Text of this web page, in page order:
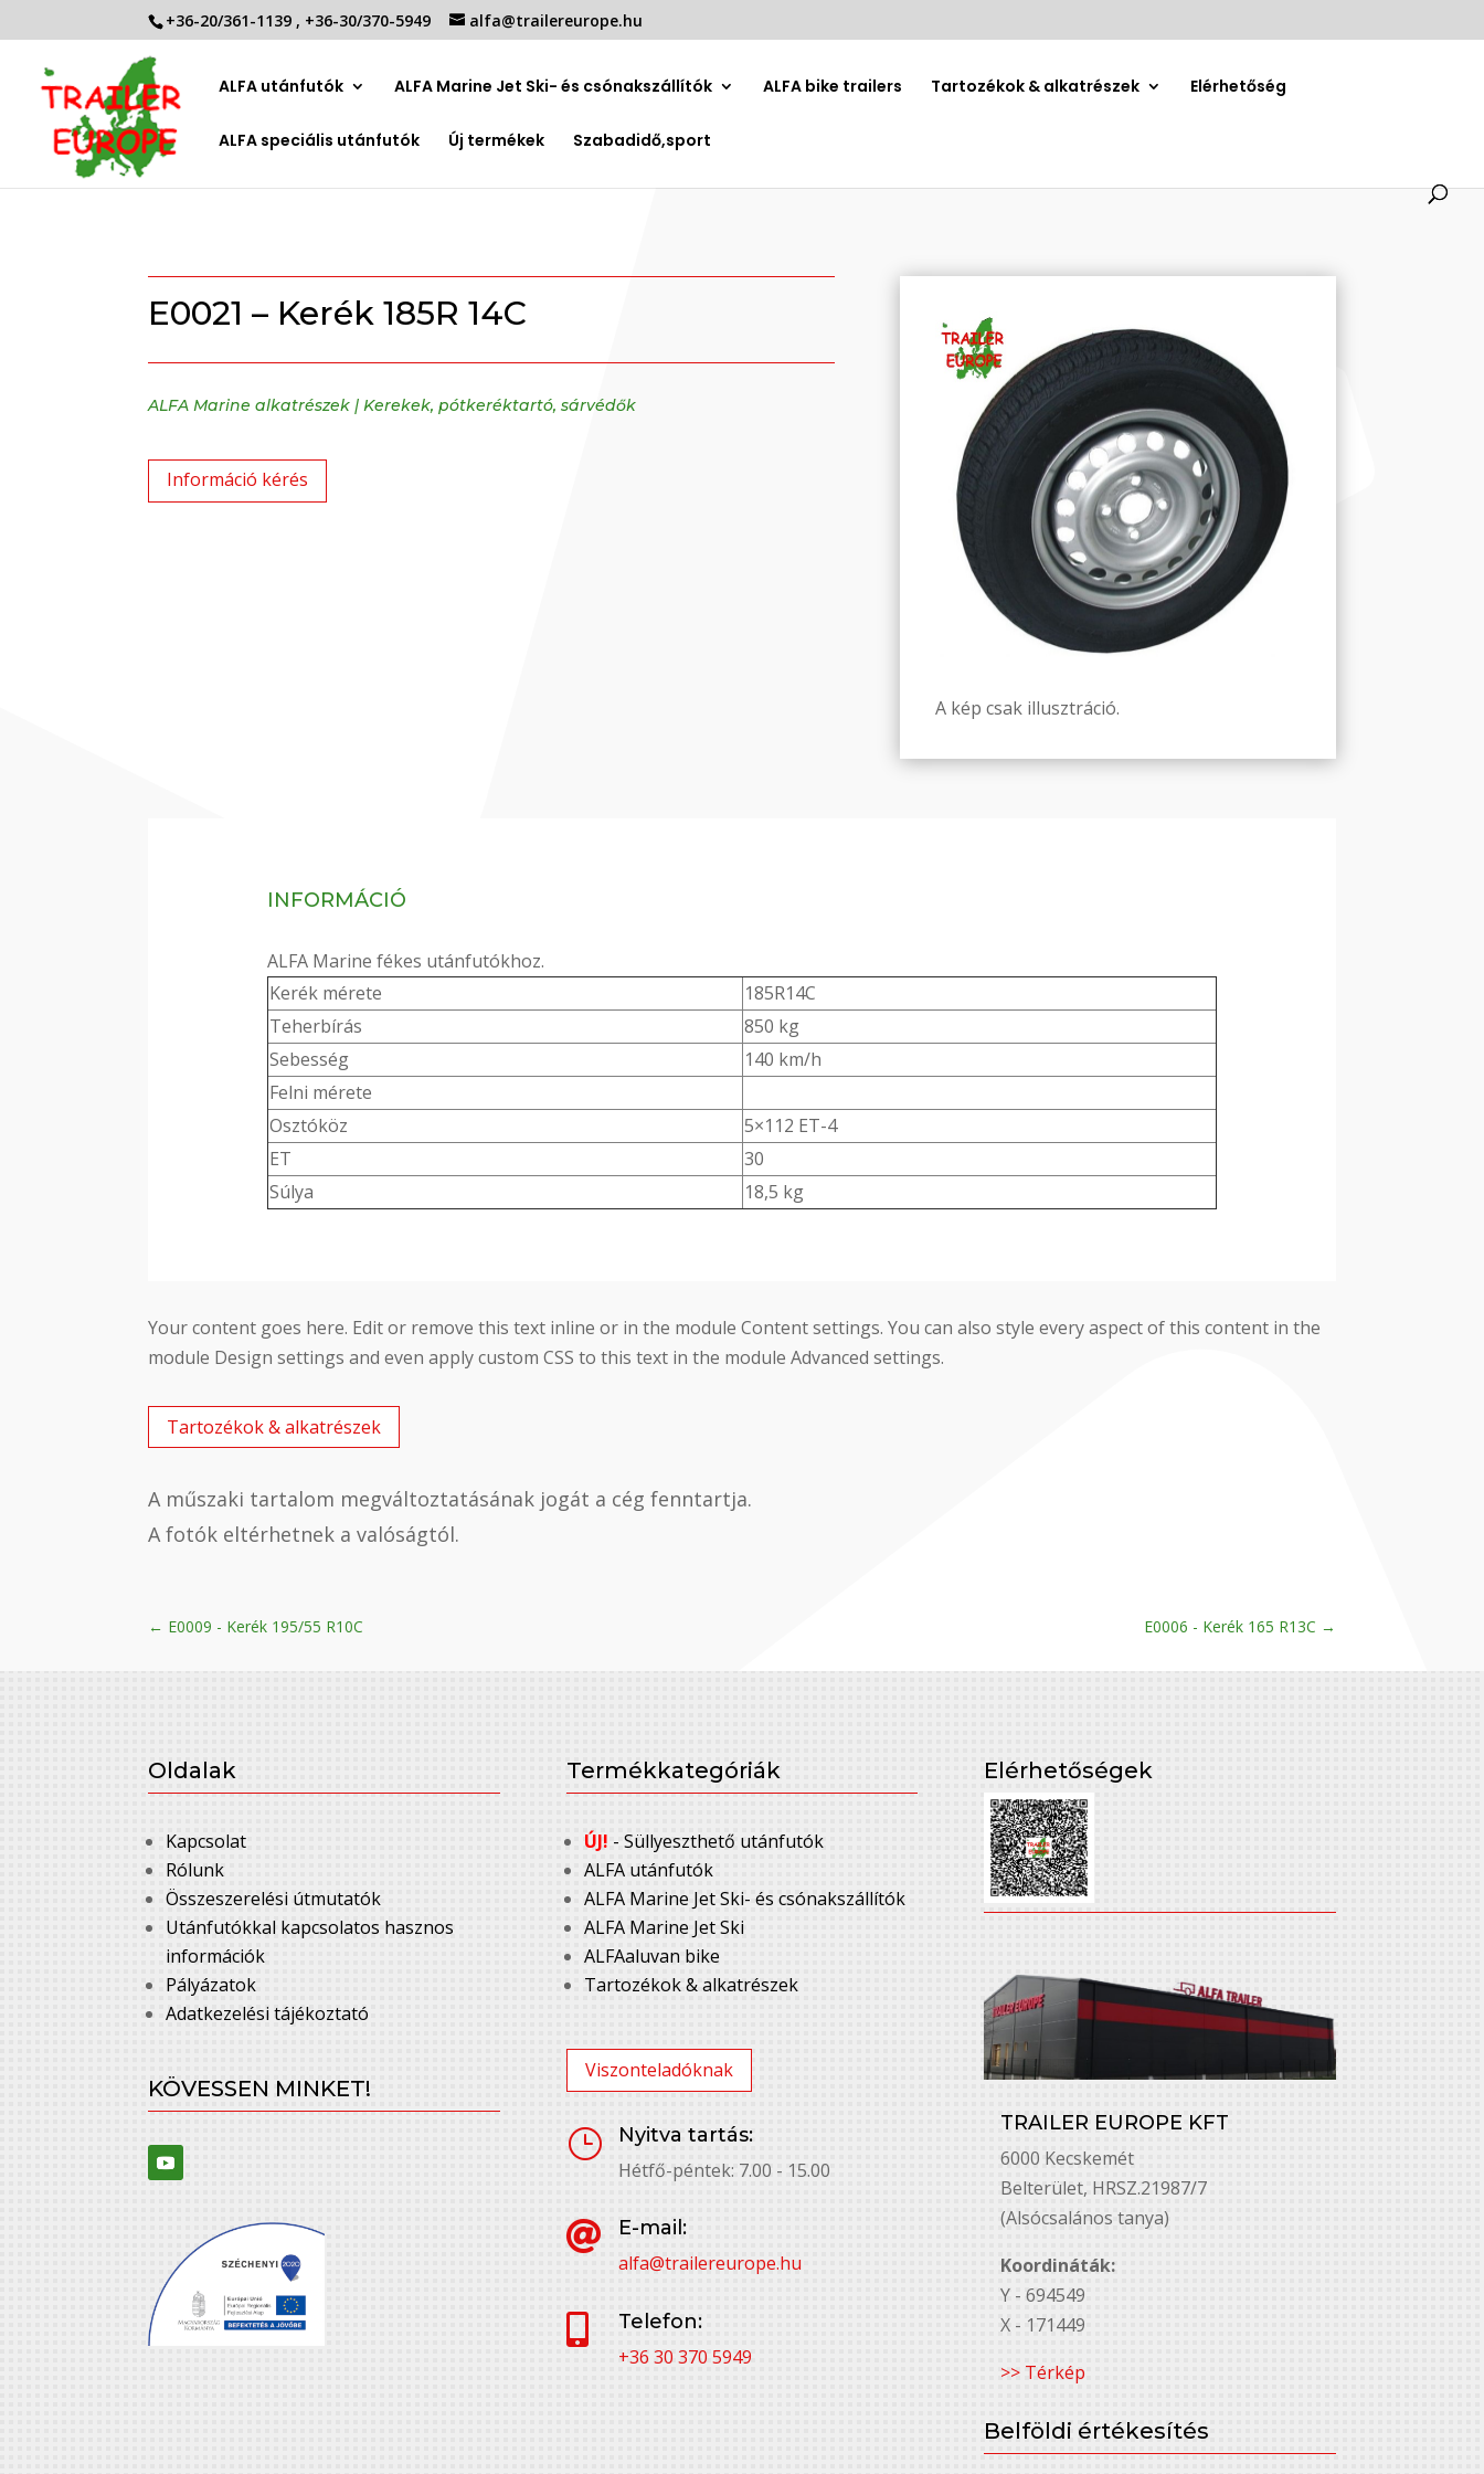
+36-20/361-1139 , +36-30/370-5949 alfa@trailereurope.hu
ALFA utánfutók ALFA Marine Jet Ski- és csónakszállítók ALFA bike trailers Tartozékok & alkatrészek Elérhetőség
ALFA speciális utánfutók Új termékek Szabadidő,sport
E0021 – Kerék 185R 14C
ALFA Marine alkatrészek |Kerekek, pótkeréktartó, sárvédők
Információ kérés
A kép csak illusztráció.
INFORMÁCIÓ
ALFA Marine fékes utánfutókhoz.
Kerék mérete
185R14C
Teherbírás
850 kg
Sebesség
140 km/h
Felni mérete
Osztóköz
5×112 ET-4
ET
30
Súlya
18,5 kg
Your content goes here. Edit or remove this text inline or in the module Content settings. You can also style every aspect of this content in the
module Design settings and even apply custom CSS to this text in the module Advanced settings.
Tartozékok & alkatrészek
A műszaki tartalom megváltoztatásának jogát a cég fenntartja.
A fotók eltérhetnek a valóságtól.
← E0009 - Kerék 195/55 R10C E0006 - Kerék 165 R13C →
Oldalak
Kapcsolat
Rólunk
Összeszerelési útmutatók
Utánfutókkal kapcsolatos hasznos
információk
Pályázatok
Adatkezelési tájékoztató
KÖVESSEN MINKET!
Termékkategóriák
ÚJ! - Süllyeszthető utánfutók
ALFA utánfutók
ALFA Marine Jet Ski- és csónakszállítók
ALFA Marine Jet Ski
ALFAaluvan bike
Tartozékok & alkatrészek
Viszonteladóknak
}
Nyitva tartás:
Hétfő-péntek: 7.00 - 15.00

E-mail:
alfa@trailereurope.hu

Telefon:
+36 30 370 5949
Elérhetőségek
TRAILER EUROPE KFT
6000 Kecskemét
Belterület, HRSZ.21987/7
(Alsócsalános tanya)
Koordináták:
Y - 694549
X - 171449
>> Térkép
Belföldi értékesítés